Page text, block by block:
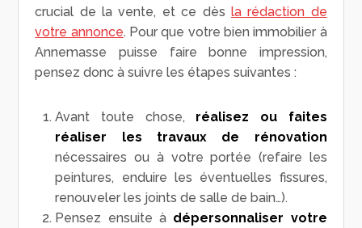
crucial de la vente, et ce dès la rédaction de
votre annonce. Pour que votre bien immobilier à
Annemasse puisse faire bonne impression,
pensez donc à suivre les étapes suivantes :
Avant toute chose, réalisez ou faites
réaliser les travaux de rénovation
nécessaires ou à votre portée (refaire les
peintures, enduire les éventuelles fissures,
renouveler les joints de salle de bain…).
Pensez ensuite à dépersonnaliser votre